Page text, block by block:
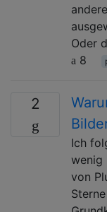
Oder
8
2
Ich
wenig
von